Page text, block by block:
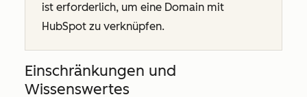
ist erforderlich, um eine Domain mit
HubSpot zu verknüpfen.
Einschränkungen und
Wissenswertes